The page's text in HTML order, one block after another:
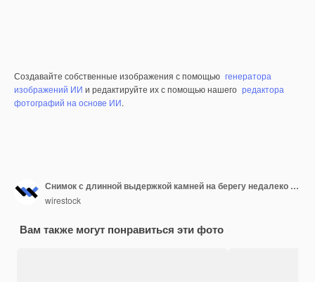
Создавайте собственные изображения с помощью генератора
изображений ИИ и редактируйте их с помощью нашего редактора
фотографий на основе ИИ.
Снимок с длинной выдержкой камней на берегу недалеко от Портленда, Уэймута, Дорсет, Великобритания
wirestock
Вам также могут понравиться эти фото